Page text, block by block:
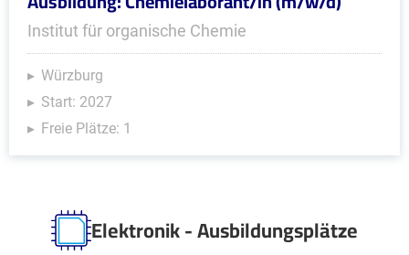
Institut für organische Chemie
Würzburg
Start: 2027
Freie Plätze: 1
Elektronik - Ausbildungsplätze